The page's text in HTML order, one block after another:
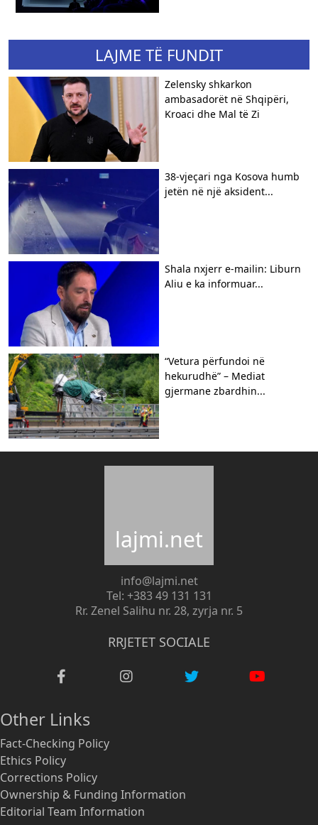
LAJME TË FUNDIT
Zelensky shkarkon
ambasadorët në Shqipëri,
Kroaci dhe Mal të Zi
38-vjeçari nga Kosova humb
jetën në një aksident...
Shala nxjerr e-mailin: Liburn
Aliu e ka informuar...
“Vetura përfundoi në
hekurudhë” – Mediat
gjermane zbardhin...
lajmi.net
info@lajmi.net
Tel: +383 49 131 131
Rr. Zenel Salihu nr. 28, zyrja nr. 5
RRJETET SOCIALE
Other Links
Fact-Checking Policy
Ethics Policy
Corrections Policy
Ownership & Funding Information
Editorial Team Information